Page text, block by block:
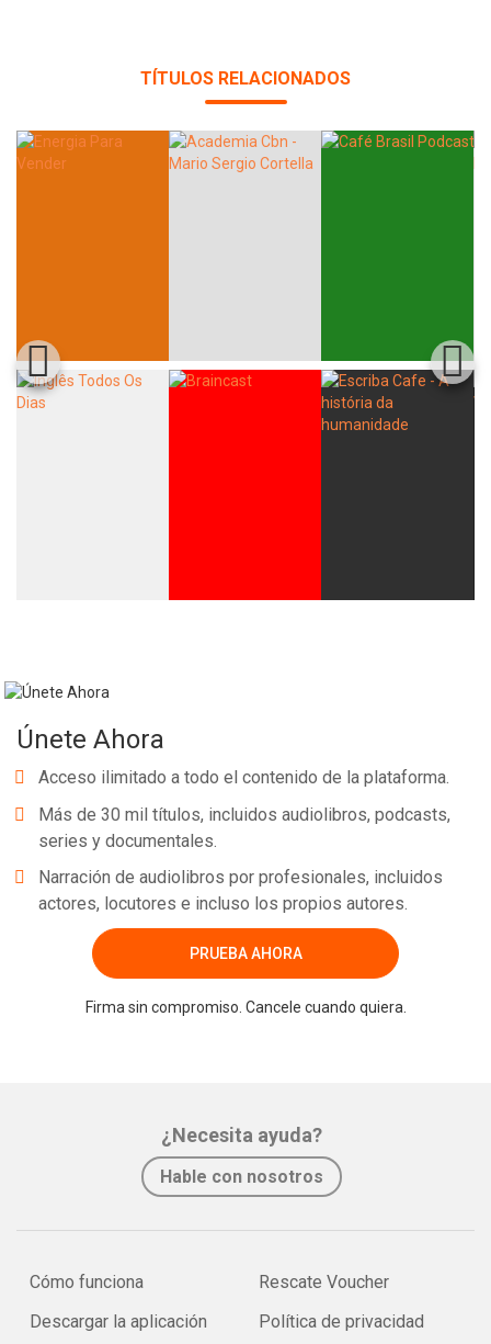
TÍTULOS RELACIONADOS
Únete Ahora
Acceso ilimitado a todo el contenido de la plataforma.
Más de 30 mil títulos, incluidos audiolibros, podcasts,
series y documentales.
Narración de audiolibros por profesionales, incluidos
actores, locutores e incluso los propios autores.
PRUEBA AHORA
Firma sin compromiso. Cancele cuando quiera.
¿Necesita ayuda?
Hable con nosotros
Cómo funciona
Descargar la aplicación
Rescate Voucher
Política de privacidad